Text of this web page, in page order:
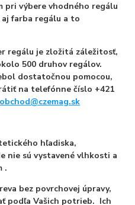
pri výbere vhodného regálu
farba regálu a to
regálu je zložitá záležitosť,
500 druhov regálov.
dostatočnou pomocou,
na telefónne číslo +421
obchod@czemag.sk
hľadiska,
nie sú vystavené vlhkosti a
.
bez povrchovej úpravy,
podľa Vašich potrieb. Ich